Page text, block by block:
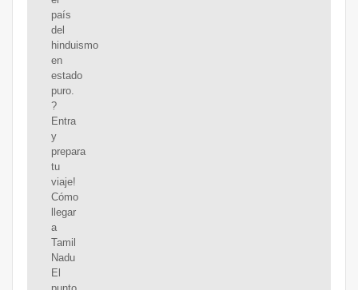
país
del
hinduismo
en
estado
puro.
?
Entra
y
prepara
tu
viaje!
Cómo
llegar
a
Tamil
Nadu
El